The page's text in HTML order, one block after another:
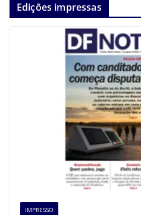
Edições impressas
IMPRESSO